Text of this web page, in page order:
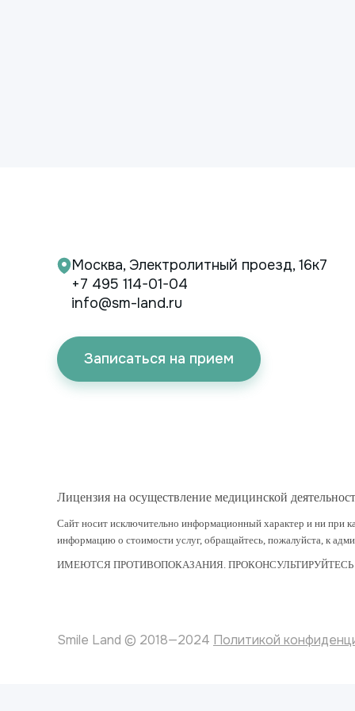
Москва, Электролитный проезд, 16к7
+7 495 114-01-04
info@sm-land.ru
Записаться на прием
Лицензия на осуществление медицинской
Сайт носит исключительно информационный характер и ни при
информацию о стоимости услуг, обращайтесь, пожалуйста, к
ИМЕЮТСЯ ПРОТИВОПОКАЗАНИЯ.
Smile Land © 2018—2024 Политикой